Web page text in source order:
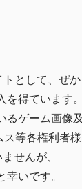
として、ぜか
を得ています。
るゲーム画像
等各権利者様
せんが、
いです。